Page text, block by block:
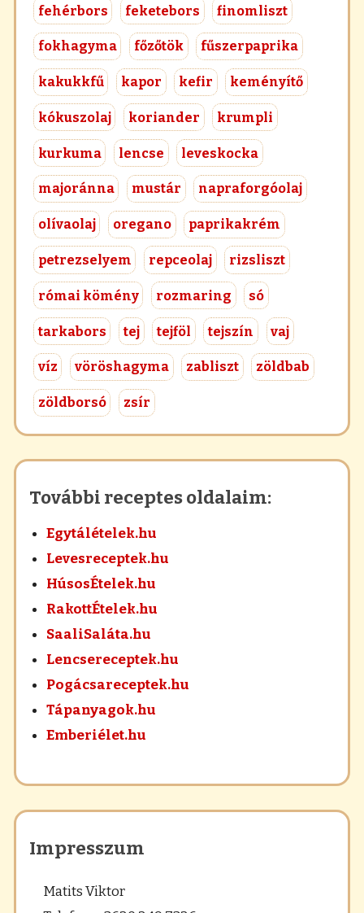
fehérbors feketebors finomliszt
fokhagyma főzőtök fűszerpaprika
kakukkfű kapor kefir keményítő
kókuszolaj koriander krumpli
kurkuma lencse leveskocka
majoránna mustár napraforgóolaj
olívaolaj oregano paprikakrém
petrezselyem repceolaj rizsliszt
római kömény rozmaring só
tarkabors tej tejföl tejszín vaj
víz vöröshagyma zabliszt zöldbab
zöldborsó zsír
További receptes oldalaim:
Egytálételek.hu
Levesreceptek.hu
HúsosÉtelek.hu
RakottÉtelek.hu
SaaliSaláta.hu
Lencsereceptek.hu
Pogácsareceptek.hu
Tápanyagok.hu
Emberiélet.hu
Impresszum
Matits Viktor